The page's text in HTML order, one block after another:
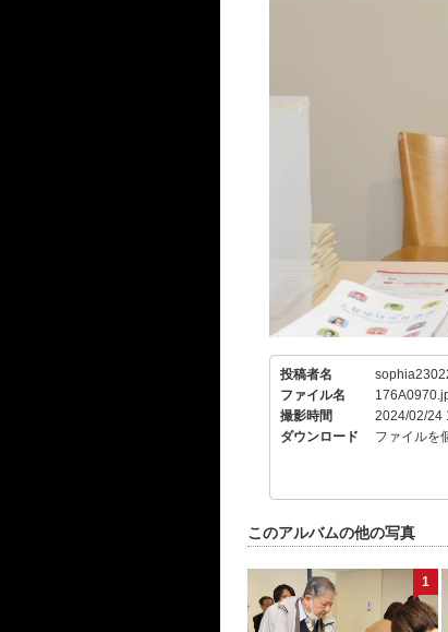
投稿者名
ファイル名
撮影時間
2024/02/24
ダウンロード
ファイルを
このアルバムの他の写真
1